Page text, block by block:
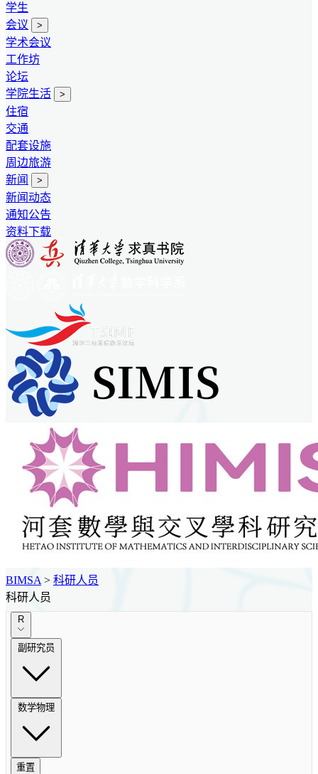
学生
会议
>
学术会议
工作坊
论坛
学院生活
>
住宿
交通
配套设施
周边旅游
新闻
>
新闻动态
通知公告
资料下载
BIMSA > 科研人员
科研人员
R
副研究员
数学物理
重置